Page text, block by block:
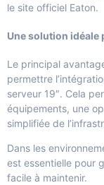
le site officiel Eaton.
Une solution idéale
Le principal
permettre
serveur 19″. Cela
équipements, une
simplifiée de
Dans les
est essentielle pour
facile à maintenir.